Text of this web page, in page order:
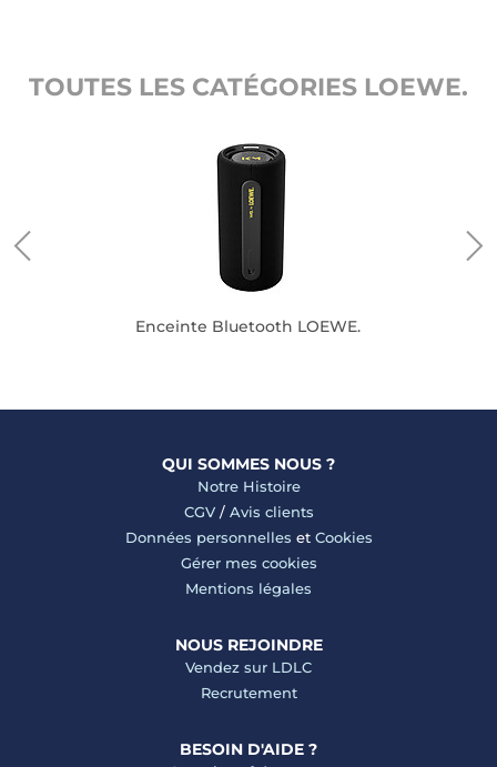
TOUTES LES CATÉGORIES LOEWE.
Enceinte Bluetooth LOEWE.
QUI SOMMES NOUS ?
Notre Histoire
CGV/ Avis clients
Données personnelles et Cookies
Gérer mes cookies
Mentions légales
NOUS REJOINDRE
Vendez sur LDLC
Recrutement
BESOIN D'AIDE ?